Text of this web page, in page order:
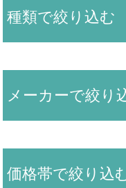
種類で絞り込む
メーカーで絞り
価格帯で絞り込